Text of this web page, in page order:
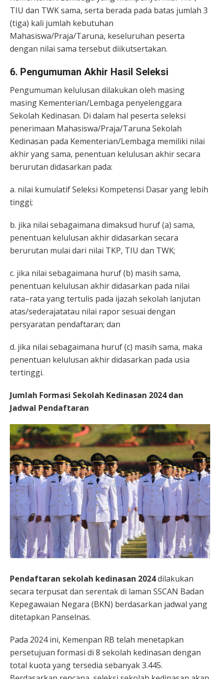
TIU dan TWK sama, serta berada pada batas jumlah 3
(tiga) kali jumlah kebutuhan
Mahasiswa/Praja/Taruna, keseluruhan peserta
dengan nilai sama tersebut diikutsertakan.
6. Pengumuman Akhir Hasil Seleksi
Pengumuman kelulusan dilakukan oleh masing
masing Kementerian/Lembaga penyelenggara
Sekolah Kedinasan. Di dalam hal peserta seleksi
penerimaan Mahasiswa/Praja/Taruna Sekolah
Kedinasan pada Kementerian/Lembaga memiliki nilai
akhir yang sama, penentuan kelulusan akhir secara
berurutan didasarkan pada:
a. nilai kumulatif Seleksi Kompetensi Dasar yang lebih
tinggi;
b. jika nilai sebagaimana dimaksud huruf (a) sama,
penentuan kelulusan akhir didasarkan secara
berurutan mulai dari nilai TKP, TIU dan TWK;
c. jika nilai sebagaimana huruf (b) masih sama,
penentuan kelulusan akhir didasarkan pada nilai
rata–rata yang tertulis pada ijazah sekolah lanjutan
atas/sederajatatau nilai rapor sesuai dengan
persyaratan pendaftaran; dan
d. jika nilai sebagaimana huruf (c) masih sama, maka
penentuan kelulusan akhir didasarkan pada usia
tertinggi.
Jumlah Formasi Sekolah Kedinasan 2024 dan
Jadwal Pendaftaran
Pendaftaran sekolah kedinasan 2024dilakukan
secara terpusat dan serentak di laman SSCAN Badan
Kepegawaian Negara (BKN) berdasarkan jadwal yang
ditetapkan Panselnas.
Pada 2024 ini, Kemenpan RB telah menetapkan
persetujuan formasi di 8 sekolah kedinasan dengan
total kuota yang tersedia sebanyak 3.445.